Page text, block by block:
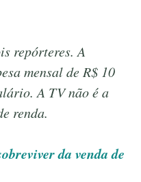
repórteres. A
mensal de R$ 10
A TV não é a
renda.
da venda de